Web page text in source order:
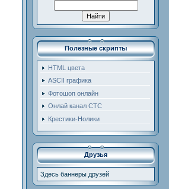
Полезные скрипты
HTML цвета
ASCII графика
Фотошоп онлайн
Онлай канал СТС
Крестики-Нолики
Друзья
Здесь баннеры друзей